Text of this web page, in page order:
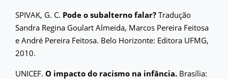
SPIVAK, G. C. Pode o subalterno falar? Tradução
Sandra Regina Goulart Almeida, Marcos Pereira Feitosa
e André Pereira Feitosa. Belo Horizonte: Editora UFMG,
2010.
UNICEF. O impacto do racismo na infância. Brasília: